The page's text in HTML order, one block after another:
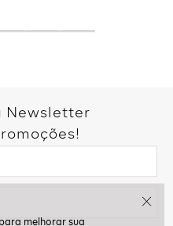
Newsletter